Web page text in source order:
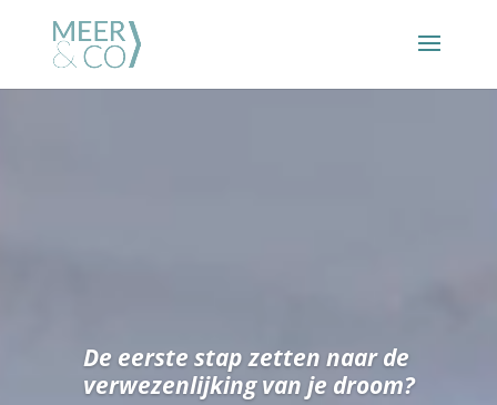
De eerste stap zetten naar de
verwezenlijking van je droom?